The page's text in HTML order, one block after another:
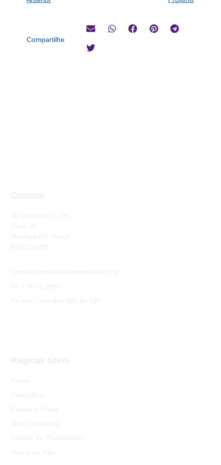
Compartilhe
Páginas Úteis
Sobre
Calendário
Clubes e Polos
Mãos Solidárias
Política de Privacidade
Termo de Uso
Contato
Av Cerro Azul, 199
Zona 02
Maringá-PR, Brasil
87010-000
contato@mobilidadeparatodos.org
44 9 9973 2992
De seg - sex das 08h às 18h